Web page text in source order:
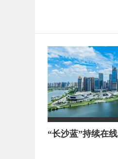
“长沙蓝”持续在线